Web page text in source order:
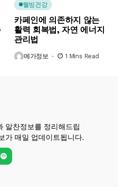
웰빙건강
카페인에 의존하지 않는
활력 회복법, 자연 에너지
관리법
메가정보 1 Mins Read
알찬정보를 정리해드립
가 매일 업데이트됩니다.